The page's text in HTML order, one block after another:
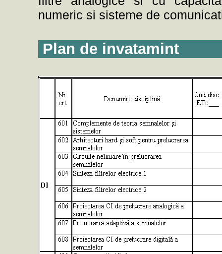
numeric si sisteme de
Plan de invatamint